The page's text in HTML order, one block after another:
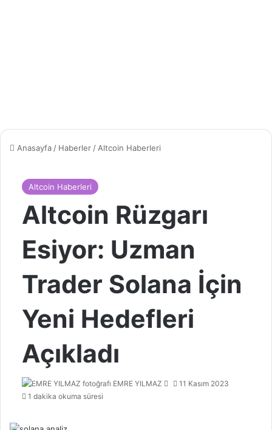
Anasayfa / Haberler / Altcoin Haberleri
Altcoin Haberleri
Altcoin Rüzgarı
Esiyor: Uzman
Trader Solana İçin
Yeni Hedefleri
Açıkladı
EMRE YILMAZ
Bir 11 Kasım 2023
1 dakika okuma süresi